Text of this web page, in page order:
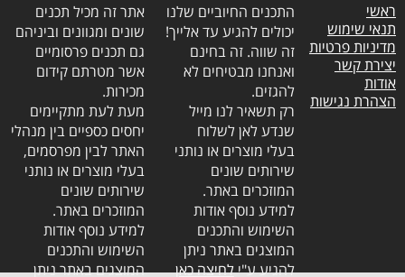
ראשי
תנאי שימוש
מדיניות פרטיות
יצירת קשר
אודות
הצהרת נגישות
התכנים החיוביים שלנו
יכולים להגיע עד אלייך!
זה שווה. זה בחינם
ואנחנו מבטיחים לא
להגזים.
רק תשאיר לנו מייל
שנדע לאן לשלוח
בעלי מוצרים או נותני
שירותים שונים
המוזכרים באתר.
למידע נוסף אודות
השימוש והתכנים
המוצגים באתר ניתן
להגיע ע"ילחיצה כאן
אתר זה מכיל תכנים
שונים ומגוונים וביניהם
גם תכנים פרסומיים
אשר מטרתם קידום
מכירות.
מעת לעת מתקיימים
יחסים כספיים בין מנהלי
האתר לבין מפרסמים,
בעלי מוצרים או נותני
שירותים שונים
המוזכרים באתר.
למידע נוסף אודות
השימוש והתכנים
המוצגים באתר ניתן